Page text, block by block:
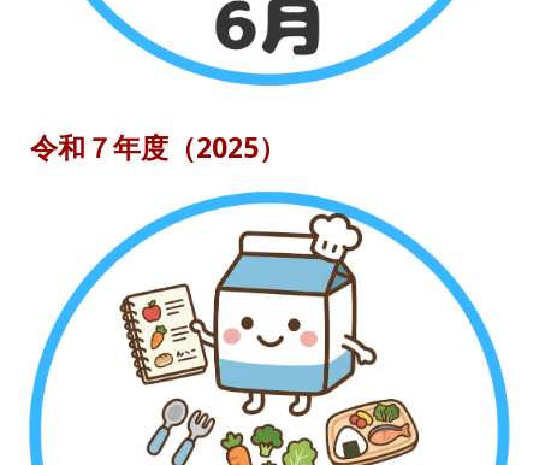
令和７年度（2025）